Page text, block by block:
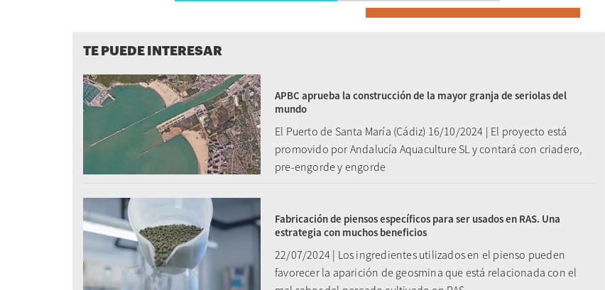
TE PUEDE INTERESAR
APBC aprueba la construcción de la mayor granja de seriolas del
mundo
El Puerto de Santa María (Cádiz) 16/10/2024 | El proyecto está
promovido por Andalucía Aquaculture SL y contará con criadero,
pre-engorde y engorde
Fabricación de piensos específicos para ser usados en RAS. Una
estrategia con muchos beneficios
22/07/2024 | Los ingredientes utilizados en el pienso pueden
favorecer la aparición de geosmina que está relacionada con el